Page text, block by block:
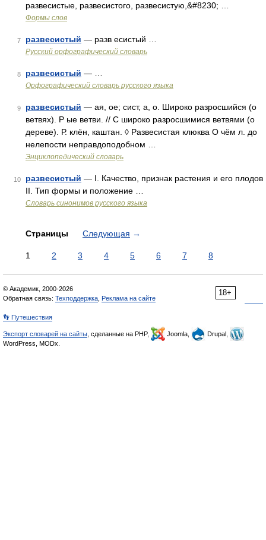
развесистые, развесистого, развесистую,&#8230; …
Формы слов
7 развесистый — разв есистый …
Русский орфографический словарь
8 развесистый — …
Орфографический словарь русского языка
9 развесистый — ая, ое; сист, а, о. Широко разросшийся (о
ветвях). Р ые ветви. // С широко разросшимися ветвями (о
дереве). Р. клён, каштан. ◊ Развесистая клюква О чём л. до
нелепости неправдоподобном …
Энциклопедический словарь
10 развесистый — I. Качество, признак растения и его плодов
II. Тип формы и положение …
Словарь синонимов русского языка
Страницы Следующая →
1 2 3 4 5 6 7 8
18+
© Академик, 2000-2026
Обратная связь: Техподдержка Реклама на сайте
👣 Путешествия
Экспорт словарей на сайты , сделанные на PHP, Joomla,
Drupal,
WordPress, MODx.